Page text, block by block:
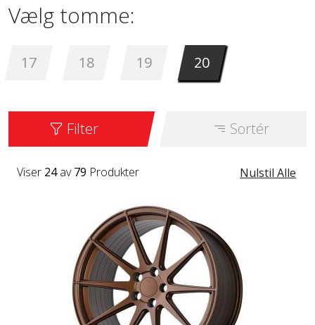
Vælg tomme:
17 18 19 20
Filter Sortér
Nulstil Alle
Viser 24av79 Produkter